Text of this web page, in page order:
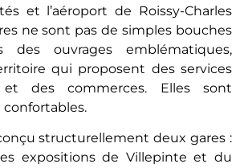
et l’aéroport de Roissy-Charles
ne sont pas de simples bouches
ouvrages emblématiques,
qui proposent des services
et des commerces. Elles sont
confortables.
structurellement deux gares :
expositions de Villepinte et du